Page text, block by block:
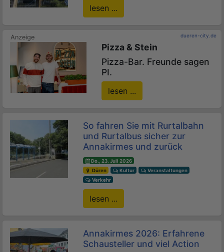
lesen ...
dueren-city.de
Pizza & Stein
Pizza-Bar. Freunde sagen
PI.
lesen ...
So fahren Sie mit Rurtalbahn
und Rurtalbus sicher zur
Annakirmes und zurück
Do., 23. Juli 2026
Düren
Kultur
Veranstaltungen
Verkehr
lesen ...
Annakirmes 2026: Erfahrene
Schausteller und viel Action